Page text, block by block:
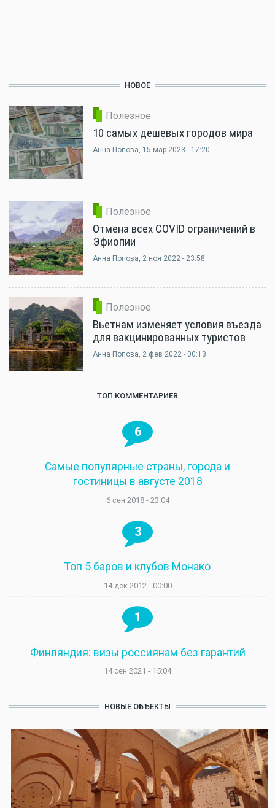
НОВОЕ
Полезное
10 самых дешевых городов мира
Анна Попова, 15 мар 2023 - 17:20
Полезное
Отмена всех COVID ограничений в
Эфиопии
Анна Попова, 2 ноя 2022 - 23:58
Полезное
Вьетнам изменяет условия въезда
для вакцинированных туристов
Анна Попова, 2 фев 2022 - 00:13
ТОП КОММЕНТАРИЕВ
6
Самые популярные страны, города и
гостиницы в августе 2018
6 сен 2018 - 23:04
3
Топ 5 баров и клубов Монако
14 дек 2012 - 00:00
1
Финляндия: визы россиянам без гарантий
14 сен 2021 - 15:04
НОВЫЕ ОБЪЕКТЫ